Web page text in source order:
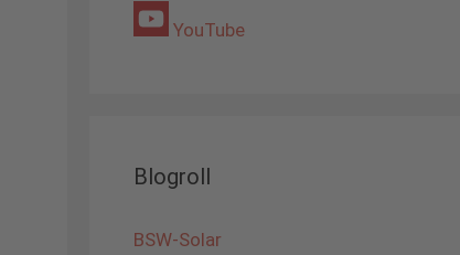
YouTube
Blogroll
BSW-Solar